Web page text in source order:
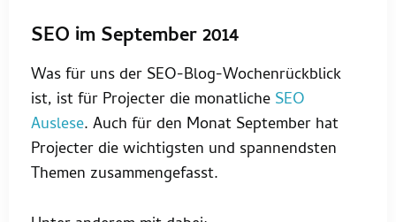
SEO im September 2014
Was für uns der SEO-Blog-Wochenrückblick
ist, ist für Projecter die monatliche SEO
Auslese. Auch für den Monat September hat
Projecter die wichtigsten und spannendsten
Themen zusammengefasst.